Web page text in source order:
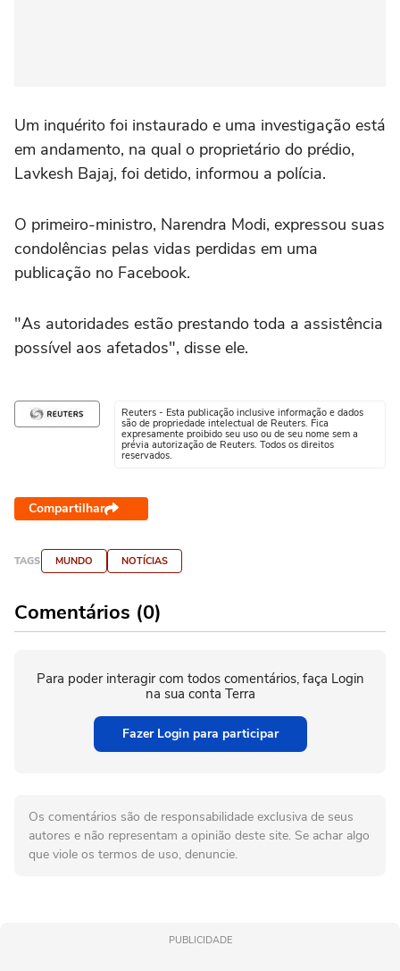
Um inquérito foi instaurado e uma investigação está
em andamento, na qual o proprietário do prédio,
Lavkesh Bajaj, foi detido, informou a polícia.
O primeiro-ministro, Narendra Modi, expressou suas
condolências pelas vidas perdidas em uma
publicação no Facebook.
"As autoridades estão prestando toda a assistência
possível aos afetados", disse ele.
Reuters - Esta publicação inclusive informação e dados
são de propriedade intelectual de Reuters. Fica
expresamente proibido seu uso ou de seu nome sem a
prévia autorização de Reuters. Todos os direitos
reservados.
Compartilhar
TAGS MUNDO NOTÍCIAS
Comentários (0)
Para poder interagir com todos comentários, faça Login
na sua conta Terra
Fazer Login para participar
Os comentários são de responsabilidade exclusiva de seus
autores e não representam a opinião deste site. Se achar algo
que viole os termos de uso, denuncie.
PUBLICIDADE